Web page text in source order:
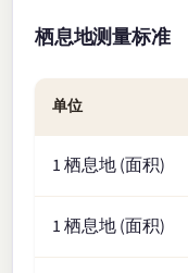
栖息地测量标准
单位
1 栖息地 (面积)
1 栖息地 (面积)